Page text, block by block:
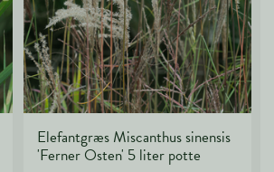
Elefantgræs Miscanthus sinensis
'Ferner Osten' 5 liter potte